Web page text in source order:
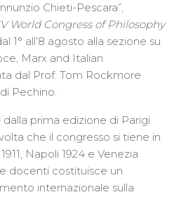
Chieti-Pescara”,
World Congress of Philosophy
1° all’8 agosto alla sezione su
Marx and Italian
dal Prof. Tom Rockmore
Pechino.
dalla prima edizione di Parigi
che il congresso si tiene in
Napoli 1924 e Venezia
docenti costituisce un
internazionale sulla